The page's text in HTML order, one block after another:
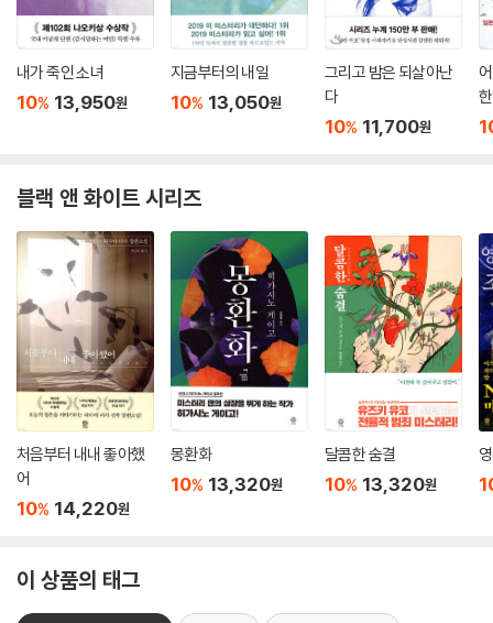
내가 죽인 소녀
10% 13,950원
지금부터의 내일
10% 13,050원
그리고 밤은 되살아난
다
10% 11,700원
블랙 앤 화이트 시리즈
처음부터 내내 좋아했
어
10% 14,220원
몽환화
10% 13,320원
달콤한 숨결
10% 13,320원
이 상품의 태그